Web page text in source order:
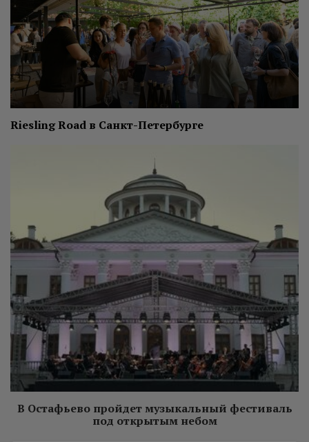
Riesling Road в Санкт-Петербурге
В Остафьево пройдет музыкальный фестиваль
под открытым небом